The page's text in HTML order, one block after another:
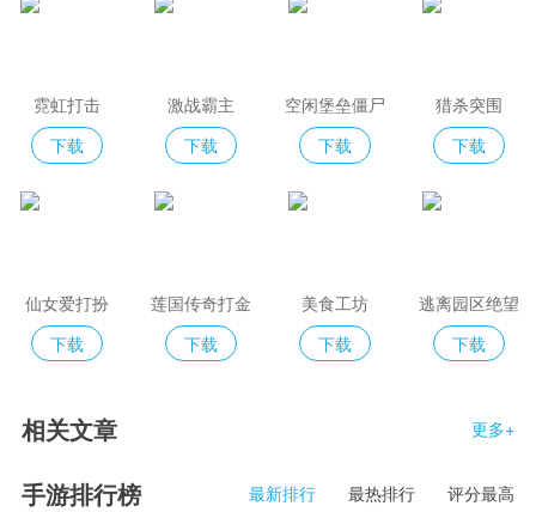
霓虹打击
下载
激战霸主
下载
空闲堡垒僵尸
生存
下载
猎杀突围
下载
仙女爱打扮
下载
莲国传奇打金
下载
美食工坊
下载
逃离园区绝望
求生之旅
下载
相关文章 更多+
手游排行榜 最新排行 最热排行 评分最高